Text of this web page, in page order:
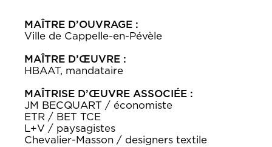
MAÎTRE D’OUVRAGE :
Ville de Cappelle-en-Pévèle
MAÎTRE D’ŒUVRE :
HBAAT, mandataire
MAÎTRISE D’ŒUVRE ASSOCIÉE :
JM BECQUART / économiste
ETR / BET TCE
L+V / paysagistes
Chevalier-Masson / designers textile